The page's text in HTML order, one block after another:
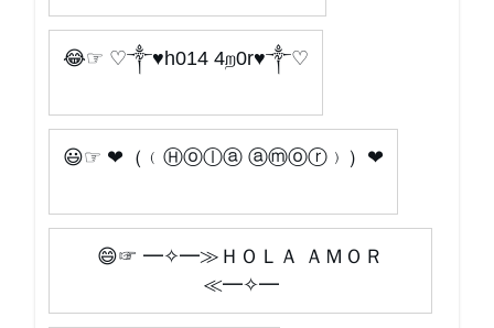
😂☞ ♡༒♥h014 4ற0r♥༒♡
😃☞ ❤（﹙Ⓗⓞⓛⓐ ⓐⓜⓞⓡ﹚）❤
😄☞ ━✧━≫ＨＯＬＡ ＡＭＯＲ
≪━✧━